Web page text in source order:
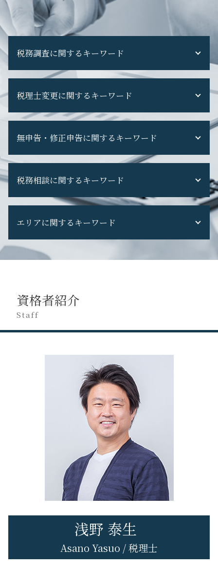
税務調査に関するキーワード
税務調査 現金商売
税務調査 費用
税務調査 個人事業主
税務調査 怖い
税務調査 準備
税務調査 断れる
税務調査 専門 税理士
税務調査 対応
税務調査 重加算税
税務調査 国税OB
税務調査 修正申告 断る
税務調査 流れ
税務調査 期間
税理士変更に関するキーワード
税理士 を 変える
税理士交代時 書類 回収
税理士 担当 変わる
税理士 変更 注意 点
税理士交代時 契約内容
税理士変更 e-tax
税理士交代 最適 時期
税理士 セカンドオピニオン
税理士変更 書類
税理士変更 必要書類
税理士交代時 注意点
税理士交代 書類 回収
税理士変更 電子申告
無申告・修正申告に関するキーワード
確定申告 遅れた
修正申告 自分で
無申告 時効
申告漏れ バレる
無申告 何年
修正申告 ペナルティ
確定申告 忘れた
不動産収入 無申告
無申告 ペナルティ
税務相談に関するキーワード
税務調査 対象期間
税務調査 立会い
税務相談 独占業務
税務申告 法人 期限
税務相談
税務相談 場所
税務申告とは
税務申告 確定申告 違い
税務申告 決算承認
税務申告 法人 やり方
エリアに関するキーワード
八王子市 税理士変更
立川市 経営コンサル
立川市 会社設立
日野市 税理士変更
府中市 創業支援
日野市 税務調査 対応
立川市 税務申告
八王子市 事業計画
府中市 税務調査 対応
府中市 税理士変更
日野市 法人税務
八王子市 税務相談
立川市 税理士変更
資格者紹介
Staff
浅野 泰生
Asano Yasuo / 税理士